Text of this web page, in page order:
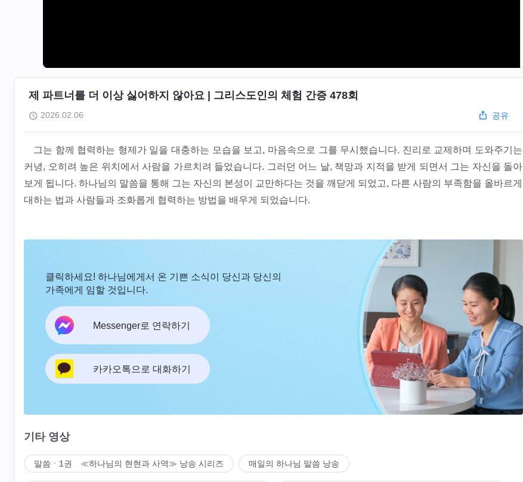
제 파트너를 더 이상 싫어하지 않아요 | 그리스도인의 체험 간증 478회
2026.02.06 공유
그는 함께 협력하는 형제가 일을 대충하는 모습을 보고, 마음속으로 그를 무시했습니다. 진리로 교제하며 도와주기는
커녕, 오히려 높은 위치에서 사람을 가르치려 들었습니다. 그러던 어느 날, 책망과 지적을 받게 되면서 그는 자신을 돌아
보게 됩니다. 하나님의 말씀을 통해 그는 자신의 본성이 교만하다는 것을 깨닫게 되었고, 다른 사람의 부족함을 올바르게
대하는 법과 사람들과 조화롭게 협력하는 방법을 배우게 되었습니다.
클릭하세요! 하나님에게서 온 기쁜 소식이 당신과 당신의
가족에게 임할 것입니다.
Messenger로 연락하기
카카오톡으로 대화하기
기타 영상
말씀ㆍ1권 ≪하나님의 현현과 사역≫ 낭송 시리즈 매일의 하나님 말씀 낭송